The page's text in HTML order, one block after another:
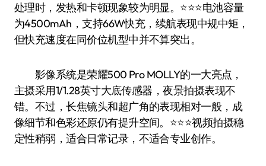
处理时，发热和卡顿现象较为明显。⭐️⭐️⭐️电池容量
为4500mAh，支持66W快充，续航表现中规中矩，
但快充速度在同价位机型中并不算突出。
影像系统是荣耀500 Pro MOLLY的一大亮点，
主摄采用1/1.28英寸大底传感器，夜景拍摄表现不
错。不过，长焦镜头和超广角的表现相对一般，成
像细节和色彩还原仍有提升空间。⭐️⭐️⭐️视频拍摄稳
定性稍弱，适合日常记录，不适合专业创作。